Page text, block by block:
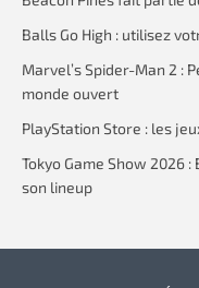
Balls Go High : utilisez
Marvel’s Spider-Man 2 :
monde ouvert
PlayStation Store : les
Tokyo Game Show 2026
son lineup